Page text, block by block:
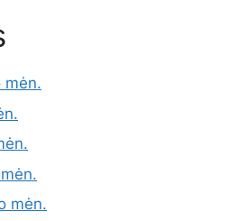
mėn.
mėn.